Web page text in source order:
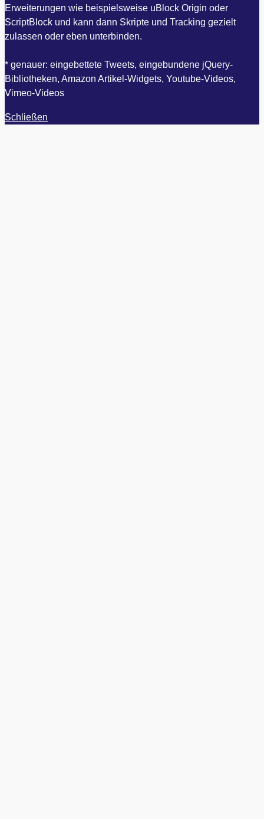
Erweiterungen wie beispielsweise uBlock Origin oder
ScriptBlock und kann dann Skripte und Tracking gezielt
zulassen oder eben unterbinden.
* genauer: eingebettete Tweets, eingebundene jQuery-
Bibliotheken, Amazon Artikel-Widgets, Youtube-Videos,
Vimeo-Videos
Schließen